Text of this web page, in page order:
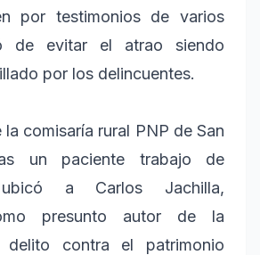
por testimonios de varios
de evitar el atrao siendo
por los delincuentes.
la comisaría rural PNP de San
un paciente trabajo de
ubicó a Carlos Jachilla,
presunto autor de la
delito contra el patrimonio